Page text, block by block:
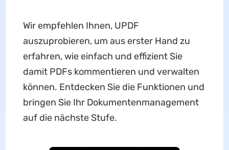
Wir empfehlen Ihnen, UPDF
auszuprobieren, um aus erster Hand zu
erfahren, wie einfach und effizient Sie
damit PDFs kommentieren und verwalten
können. Entdecken Sie die Funktionen und
bringen Sie Ihr Dokumentenmanagement
auf die nächste Stufe.